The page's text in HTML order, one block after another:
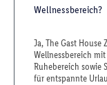
Wellnessbereich?
Ja, The Gast
Wellnessbereich
Ruhebereich sowie
für entspannte